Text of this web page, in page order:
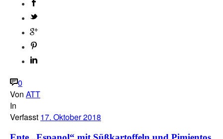
0
Von ATT
In
Verfasst 17. Oktober 2018